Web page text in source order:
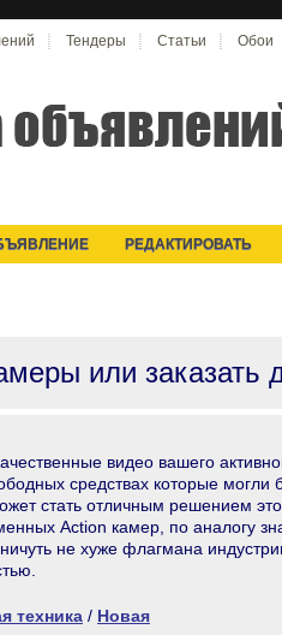
Тендеры Статьи Обои
РЕДАКТИРОВАТЬ
или заказать
видео вашего
средствах которые могли
стать отличным решением
Action камер, по аналогу
не хуже флагмана
техника / Новая